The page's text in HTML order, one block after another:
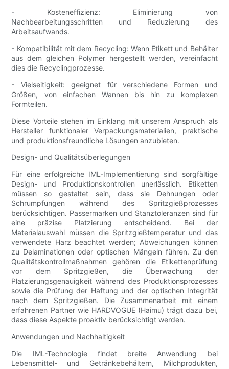
- Kosteneffizienz: Eliminierung von
Nachbearbeitungsschritten und Reduzierung des
Arbeitsaufwands.
- Kompatibilität mit dem Recycling: Wenn Etikett und Behälter
aus dem gleichen Polymer hergestellt werden, vereinfacht
dies die Recyclingprozesse.
- Vielseitigkeit: geeignet für verschiedene Formen und
Größen, von einfachen Wannen bis hin zu komplexen
Formteilen.
Diese Vorteile stehen im Einklang mit unserem Anspruch als
Hersteller funktionaler Verpackungsmaterialien, praktische
und produktionsfreundliche Lösungen anzubieten.
Design- und Qualitätsüberlegungen
Für eine erfolgreiche IML-Implementierung sind sorgfältige
Design- und Produktionskontrollen unerlässlich. Etiketten
müssen so gestaltet sein, dass sie Dehnungen oder
Schrumpfungen während des Spritzgießprozesses
berücksichtigen. Passermarken und Stanztoleranzen sind für
eine präzise Platzierung entscheidend. Bei der
Materialauswahl müssen die Spritzgießtemperatur und das
verwendete Harz beachtet werden; Abweichungen können
zu Delaminationen oder optischen Mängeln führen. Zu den
Qualitätskontrollmaßnahmen gehören die Etikettenprüfung
vor dem Spritzgießen, die Überwachung der
Platzierungsgenauigkeit während des Produktionsprozesses
sowie die Prüfung der Haftung und der optischen Integrität
nach dem Spritzgießen. Die Zusammenarbeit mit einem
erfahrenen Partner wie HARDVOGUE (Haimu) trägt dazu bei,
dass diese Aspekte proaktiv berücksichtigt werden.
Anwendungen und Nachhaltigkeit
Die IML-Technologie findet breite Anwendung bei
Lebensmittel- und Getränkebehältern, Milchprodukten,